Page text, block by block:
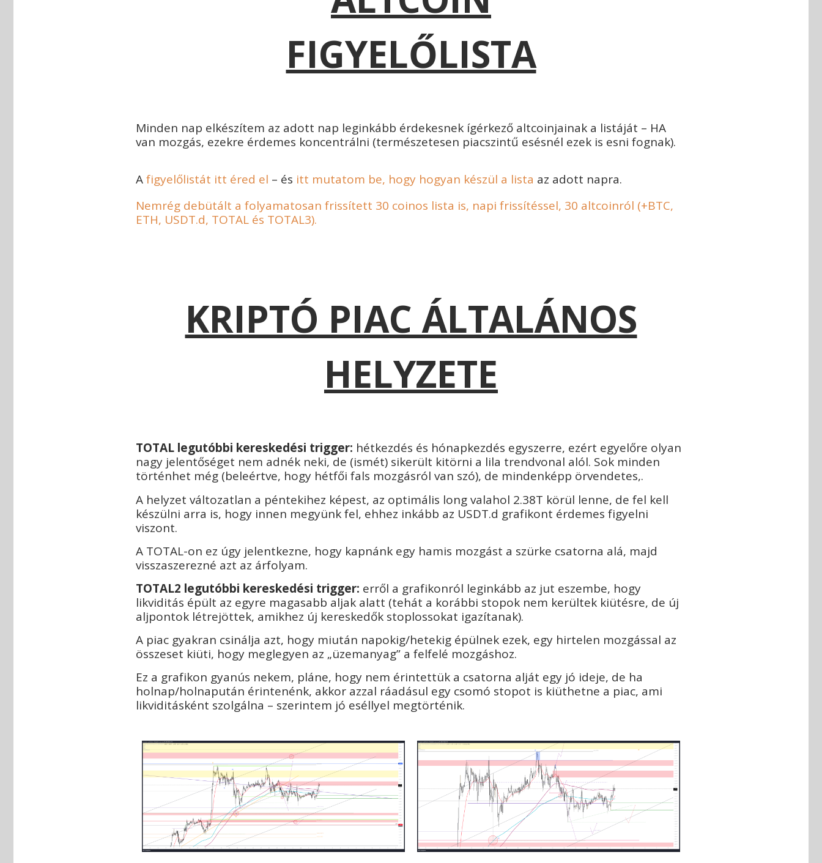
FIGYELŐLISTA
Minden nap elkészítem az adott nap leginkább érdekesnek ígérkező altcoinjainak a listáját – HA
van mozgás, ezekre érdemes koncentrálni (természetesen piacszintű esésnél ezek is esni fognak).
Afigyelőlistát itt éred el – és itt mutatom be, hogy hogyan készül a lista az adott napra.
Nemrég debütált a folyamatosan frissített 30 coinos lista is, napi frissítéssel, 30 altcoinról (+BTC,
ETH, USDT.d, TOTAL és TOTAL3).
KRIPTÓ PIAC ÁLTALÁNOS
HELYZETE
TOTAL legutóbbi kereskedési trigger: hétkezdés és hónapkezdés egyszerre, ezért egyelőre olyan
nagy jelentőséget nem adnék neki, de (ismét) sikerült kitörni a lila trendvonal alól. Sok minden
történhet még (beleértve, hogy hétfői fals mozgásról van szó), de mindenképp örvendetes,.
A helyzet változatlan a péntekihez képest, az optimális long valahol 2.38T körül lenne, de fel kell
készülni arra is, hogy innen megyünk fel, ehhez inkább az USDT.d grafikont érdemes figyelni
viszont.
A TOTAL-on ez úgy jelentkezne, hogy kapnánk egy hamis mozgást a szürke csatorna alá, majd
visszaszerezné azt az árfolyam.
TOTAL2 legutóbbi kereskedési trigger: erről a grafikonról leginkább az jut eszembe, hogy
likviditás épült az egyre magasabb aljak alatt (tehát a korábbi stopok nem kerültek kiütésre, de új
aljpontok létrejöttek, amikhez új kereskedők stoplossokat igazítanak).
A piac gyakran csinálja azt, hogy miután napokig/hetekig épülnek ezek, egy hirtelen mozgással az
összeset kiüti, hogy meglegyen az „üzemanyag” a felfelé mozgáshoz.
Ez a grafikon gyanús nekem, pláne, hogy nem érintettük a csatorna alját egy jó ideje, de ha
holnap/holnapután érintenénk, akkor azzal ráadásul egy csomó stopot is kiüthetne a piac, ami
likviditásként szolgálna – szerintem jó eséllyel megtörténik.